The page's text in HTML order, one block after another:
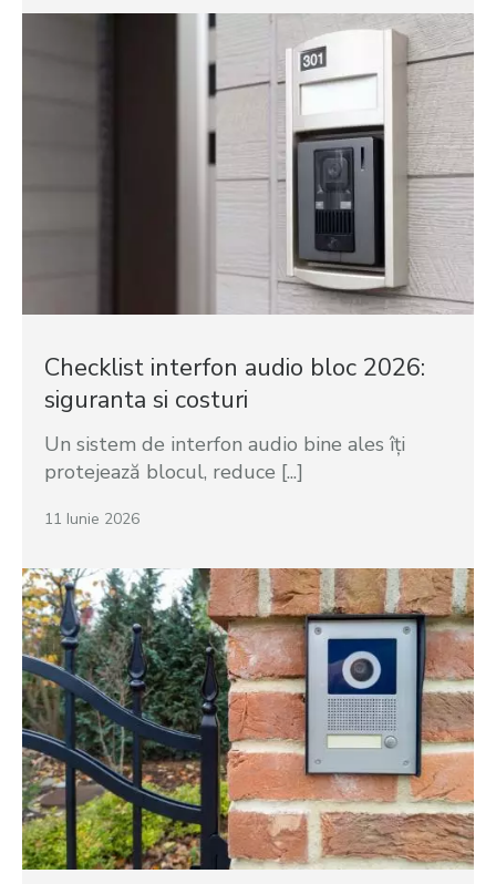
Checklist interfon audio bloc 2026:
siguranta si costuri
Un sistem de interfon audio bine ales îți
protejează blocul, reduce [...]
11 Iunie 2026